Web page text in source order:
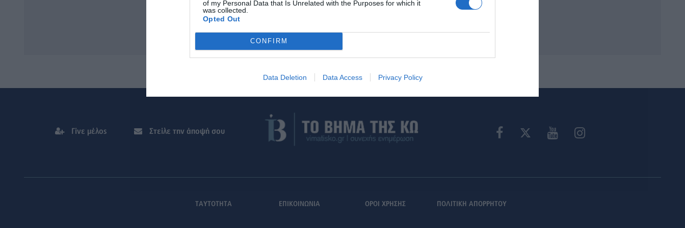
of my Personal Data that Is Unrelated with the Purposes for which it
was collected.
Opted Out
CONFIRM
Data Deletion Data Access Privacy Policy
Γίνε μέλος Στείλε την άποψή σου
ΤΑΥΤΟΤΗΤΑ ΕΠΙΚΟΙΝΩΝΙΑ ΟΡΟΙ ΧΡΗΣΗΣ ΠΟΛΙΤΙΚΗ ΑΠΟΡΡΗΤΟΥ